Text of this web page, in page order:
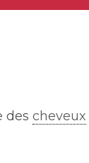
des cheveux